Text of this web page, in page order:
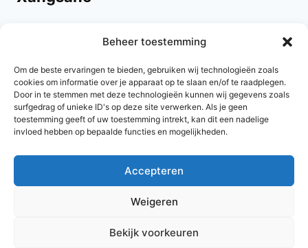
Beheer toestemming
Om de beste ervaringen te bieden, gebruiken wij technologieën zoals
cookies om informatie over je apparaat op te slaan en/of te raadplegen.
Door in te stemmen met deze technologieën kunnen wij gegevens zoals
surfgedrag of unieke ID's op deze site verwerken. Als je geen
toestemming geeft of uw toestemming intrekt, kan dit een nadelige
invloed hebben op bepaalde functies en mogelijkheden.
Accepteren
Weigeren
Bekijk voorkeuren
Xina
Xylo
© 2026 AlleNamen.nl